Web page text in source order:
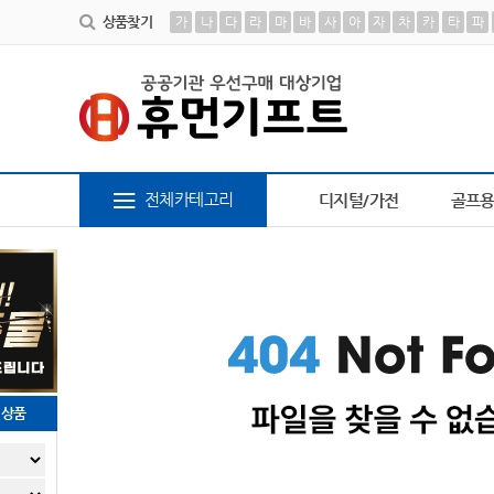
상품찾기 가 나 다 라 마 바 사 아 자 차 카 타 파
6 장바구니
전체카테고리 디지털/가전 골프
품